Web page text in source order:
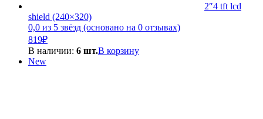
2″4 tft lcd
shield (240×320)
0,0 из 5 звёзд (основано на 0 отзывах)
819₽
В наличии: 6 шт.В корзину
New